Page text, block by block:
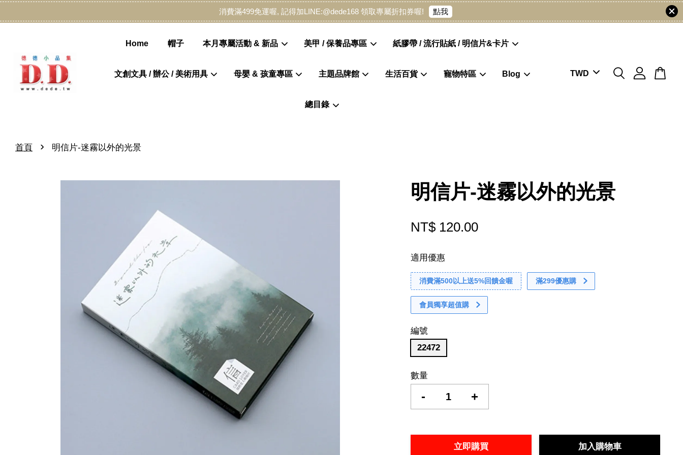
消費滿499免運喔, 記得加LINE:@dede168 領取專屬折扣券喔! 點我
Home 帽子 本月專屬活動 & 新品 美甲 / 保養品專區 紙膠帶 / 流行貼紙 / 明信片&卡片
文創文具 / 辦公 / 美術用具 母嬰 & 孩童專區 主題品牌館 生活百貨 寵物特區 Blog
總目錄
首頁 › 明信片-迷霧以外的光景
明信片-迷霧以外的光景
NT$ 120.00
適用優惠
消費滿500以上送5%回饋金喔 滿299優惠購
會員獨享超值購
編號
22472
數量
- +
立即購買 加入購物車